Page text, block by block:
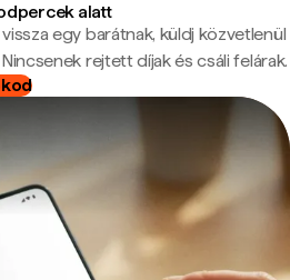
alatt
egy barátnak, küldj közvetlenül
rejtett díjak és csáli felárak.